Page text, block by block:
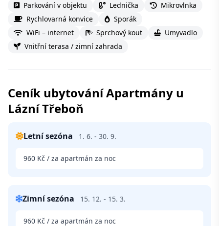
Parkování v objektu Lednička
Mikrovlnka
Rychlovarná konvice
Sporák
WiFi – internet
Sprchový kout
Umyvadlo
Vnitřní terasa / zimní zahrada
Ceník ubytování Apartmány u
Lázní Třeboň
Letní sezóna 1. 6. - 30. 9.
960 Kč / za apartmán za noc
Zimní sezóna 15. 12. - 15. 3.
960 Kč / za apartmán za noc